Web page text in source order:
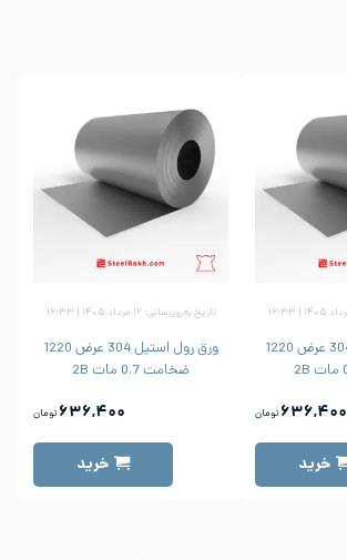
ورق رول استیل 304 عرض 1220
۶۳۶,۴۰۰ تومان
خرید
تاریخ به‌روزرسانی: ۱۲ مرداد ۱۴۰۵ | ۱۶:۳۳
ورق رول استیل 304 عرض 1220
ضخامت 0.7 مات 2B
۶۳۶,۴۰۰ تومان
خرید